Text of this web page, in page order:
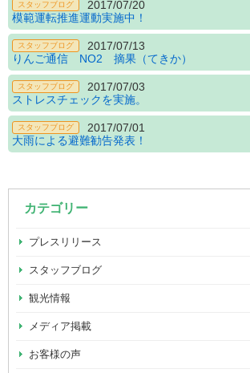
スタッフブログ
2017/07/20
模範運転推進運動実施中！
スタッフブログ
2017/07/13
りんご通信 NO2 摘果（てきか）
スタッフブログ
2017/07/03
ストレスチェックを実施。
スタッフブログ
2017/07/01
大雨による避難勧告発表！
カテゴリー
プレスリリース
スタッフブログ
観光情報
メディア掲載
お客様の声